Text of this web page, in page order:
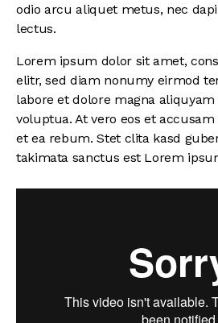
odio arcu aliquet metus, nec
lectus.
Lorem ipsum dolor sit amet,
elitr, sed diam nonumy eirmod
labore et dolore magna
voluptua. At vero eos et
et ea rebum. Stet clita kasd
takimata sanctus est Lorem